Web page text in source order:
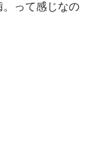
って感じなの